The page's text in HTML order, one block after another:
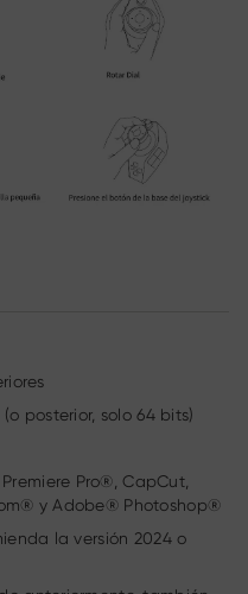
posterior, solo 64 bits)
Pro®, CapCut,
y Adobe® Photoshop®
la versión 2024 o